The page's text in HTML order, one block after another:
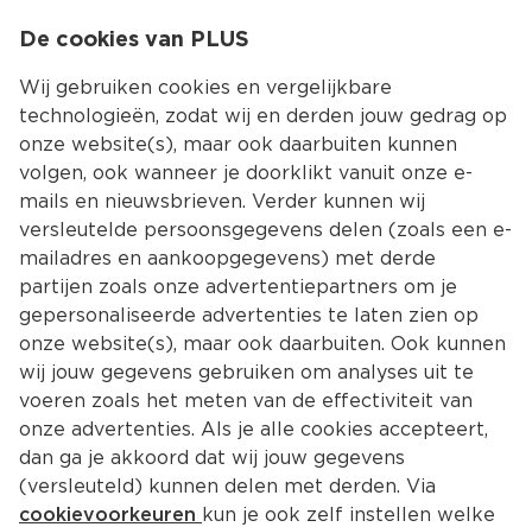
Kies jouw
De cookies van PLUS
Wij gebruiken cookies en vergelijkbare
technologieën, zodat wij en derden jouw gedrag op
onze website(s), maar ook daarbuiten kunnen
volgen, ook wanneer je doorklikt vanuit onze e-
mails en nieuwsbrieven. Verder kunnen wij
versleutelde persoonsgegevens delen (zoals een e-
mailadres en aankoopgegevens) met derde
partijen zoals onze advertentiepartners om je
gepersonaliseerde advertenties te laten zien op
onze website(s), maar ook daarbuiten. Ook kunnen
wij jouw gegevens gebruiken om analyses uit te
voeren zoals het meten van de effectiviteit van
onze advertenties. Als je alle cookies accepteert,
dan ga je akkoord dat wij jouw gegevens
(versleuteld) kunnen delen met derden. Via
cookievoorkeuren kun je ook zelf instellen welke